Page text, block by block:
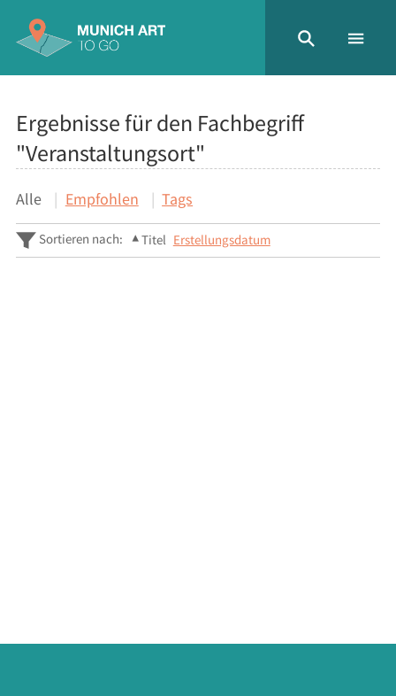
Ergebnisse für den Fachbegriff
"Veranstaltungsort"
Alle Empfohlen Tags
Sortieren nach: Titel Erstellungsdatum